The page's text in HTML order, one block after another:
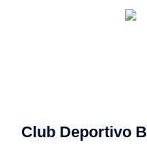
Club Deportivo